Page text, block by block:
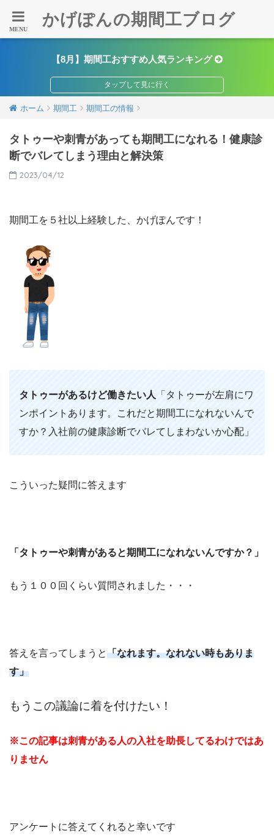
かげぽんの期間工ブログ
【8月】期間工おすすめ人気ランキング
ホーム 期間工 期間工の情報
タトゥーや刺青があっても期間工になれる！健康診
断でバレてしまう理由と解決策
2023/04/12
期間工を５社以上経験した、かげぽんです！
タトゥーがあるけど働きたい人
「タトゥーが左肩にワ
ンポイントあります。これだと期間工になれないんで
すか？入社前の健康診断でバレてしまわないか心配」
こういった疑問に答えます
「タトゥーや刺青があると期間工になれないんですか？」
もう１００回くらい質問されました・・・
答えを言ってしまうと「なれます。なれない時もありま
す」
もうこの議論に着を付けたい！
※この記事は刺青がある人の入社を助長してるわけではあ
りません
アンケートに答えてくれると幸いです